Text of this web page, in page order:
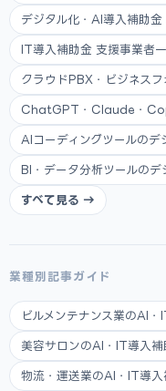
デジタル化・AI導入補助
IT導入補助金 支援事業者
クラウドPBX・ビジネスフ
ChatGPT・Claude・
AIコーディングツールのデ
BI・データ分析ツールのデ
すべて見る →
業種別記事ガイド
ビルメンテナンス業のAI・
美容サロンのAI・IT導入補
物流・運送業のAI・IT導入